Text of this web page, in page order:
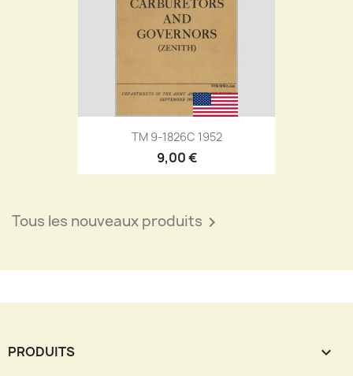
TM 9-1826C 1952
9,00 €
Tous les nouveaux produits 
PRODUITS 